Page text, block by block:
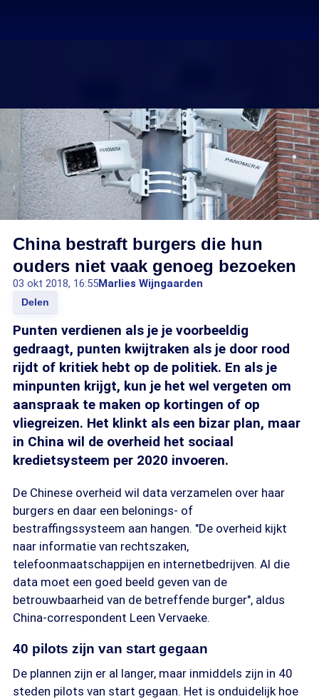
China bestraft burgers die hun
ouders niet vaak genoeg bezoeken
03 okt 2018, 16:55Marlies Wijngaarden
Delen
Punten verdienen als je je voorbeeldig
gedraagt, punten kwijtraken als je door rood
rijdt of kritiek hebt op de politiek. En als je
minpunten krijgt, kun je het wel vergeten om
aanspraak te maken op kortingen of op
vliegreizen. Het klinkt als een bizar plan, maar
in China wil de overheid het sociaal
kredietsysteem per 2020 invoeren.
De Chinese overheid wil data verzamelen over haar
burgers en daar een belonings- of
bestraffingssysteem aan hangen. "De overheid kijkt
naar informatie van rechtszaken,
telefoonmaatschappijen en internetbedrijven. Al die
data moet een goed beeld geven van de
betrouwbaarheid van de betreffende burger", aldus
China-correspondent Leen Vervaeke.
40 pilots zijn van start gegaan
De plannen zijn er al langer, maar inmiddels zijn in 40
steden pilots van start gegaan. Het is onduidelijk hoe